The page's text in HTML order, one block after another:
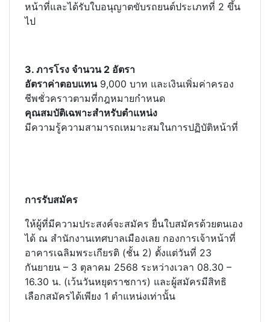
หน้าที่และได้รับใบอนุญาตขับรถยนต์ประเภทที่ 2 ขึ้น
ไป
3. ภารโรง จำนวน 2 อัตรา
อัตราค่าตอบแทน9,000 บาท และเงินเพิ่มค่าครอง
ชีพชั่วคราวตามที่กฎหมายกำหนด
คุณสมบัติเฉพาะสำหรับตำแหน่ง
มีความรู้ความสามารถเหมาะสมในการปฏิบัติหน้าที่
การรับสมัคร
ให้ผู้ที่มีความประสงค์จะสมัคร ยื่นใบสมัครด้วยตนเอง
ได้ ณ สำนักงานเทศบาลเมืองเลย กองการเจ้าหน้าที่
อาคารเฉลิมพระเกียรติ (ชั้น 2) ตั้งแต่วันที่ 23
กันยายน – 3 ตุลาคม 2568 ระหว่างเวลา 08.30 –
16.30 น. (เว้นวันหยุดราชการ) และผู้สมัครมีสิทธิ
เลือกสมัครได้เพียง 1 ตำแหน่งเท่านั้น